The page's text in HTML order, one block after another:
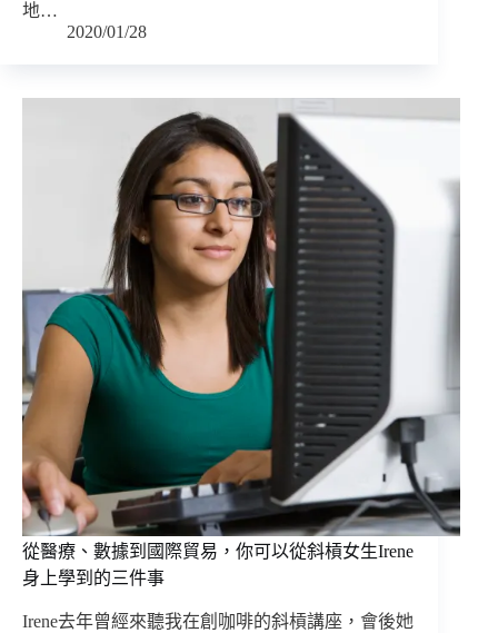
地…
2020/01/28
從醫療、數據到國際貿易，你可以從斜槓女生Irene
身上學到的三件事
Irene去年曾經來聽我在創咖啡的斜槓講座，會後她